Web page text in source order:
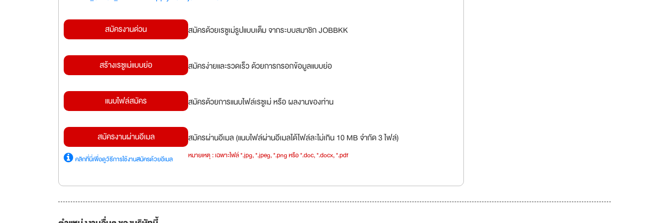
สมัครงานด่วน สมัครด้วยเรซูเม่รูปแบบเต็ม จากระบบสมาชิก JOBBKK
สร้างเรซูเม่แบบย่อ สมัครง่ายและรวดเร็ว ด้วยการกรอกข้อมูลแบบย่อ
แนบไฟล์สมัคร สมัครด้วยการแนบไฟล์เรซูเม่ หรือ ผลงานของท่าน
สมัครงานผ่านอีเมล
คลิกที่นี่เพื่อดูวิธีการใช้งานสมัครด้วยอีเมล
สมัครผ่านอีเมล (แนบไฟล์ผ่านอีเมลได้ไฟล์ละไม่เกิน 10 MB จำกัด 3 ไฟล์)
หมายเหตุ : เฉพาะไฟล์ *.jpg, *.jpeg, *.png หรือ *.doc, *.docx, *.pdf